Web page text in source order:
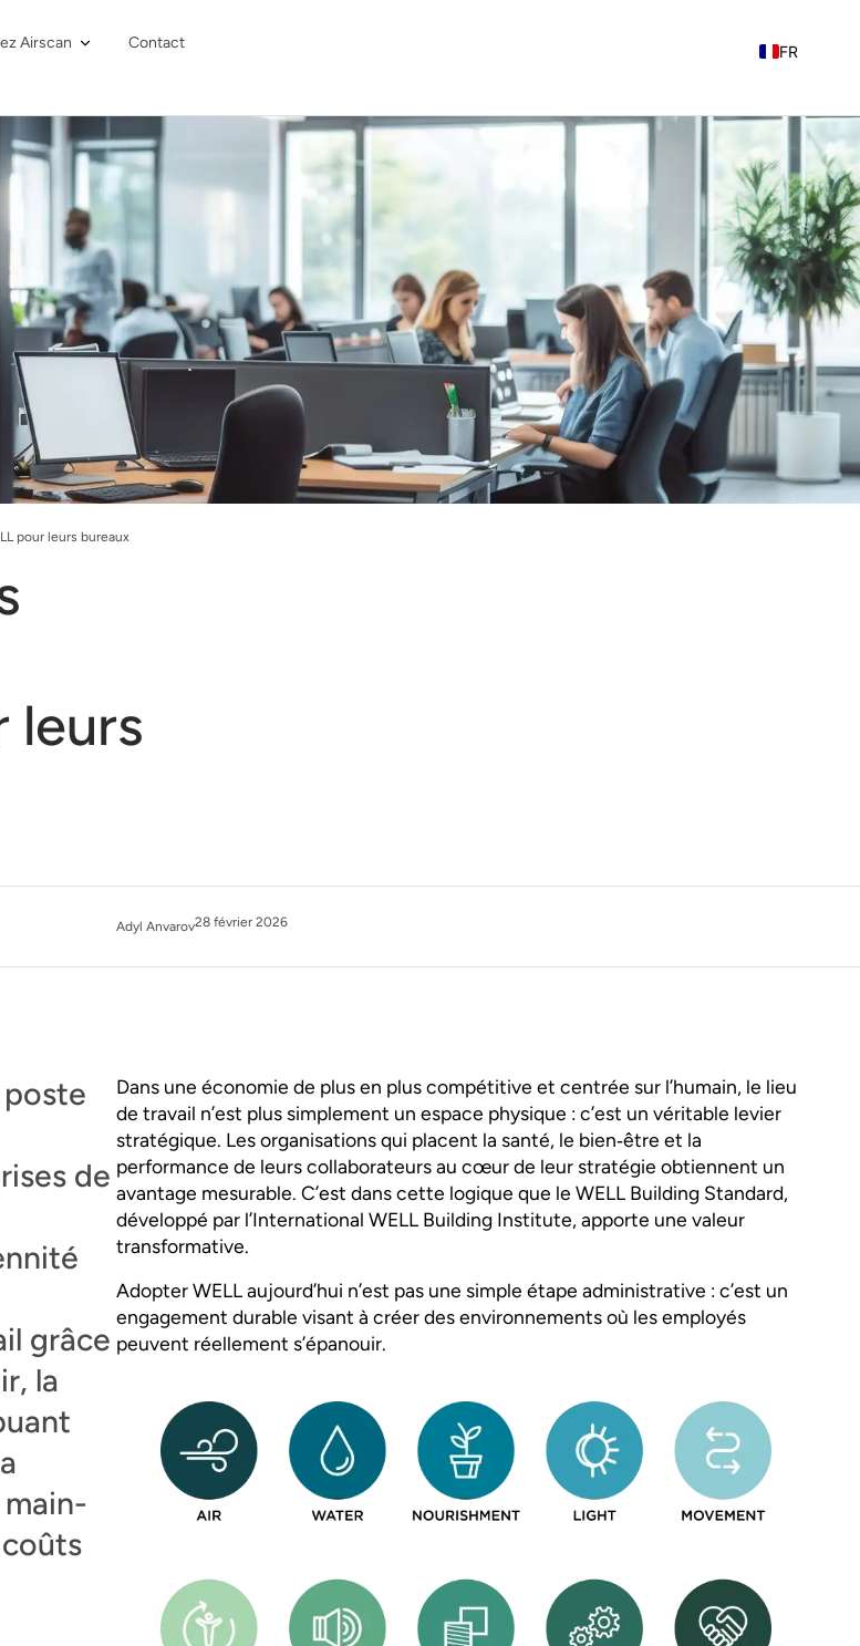
Airscan Contact
FR
pour leurs bureaux
leurs
Adyl Anvarov28 février 2026
de
grâce
la
Dans une économie de plus en plus compétitive et centrée sur l’humain, le lieu
de travail n’est plus simplement un espace physique : c’est un véritable levier
stratégique. Les organisations qui placent la santé, le bien‑être et la
performance de leurs collaborateurs au cœur de leur stratégie obtiennent un
avantage mesurable. C’est dans cette logique que le WELL Building Standard,
développé par l’International WELL Building Institute, apporte une valeur
transformative.
Adopter WELL aujourd’hui n’est pas une simple étape administrative : c’est un
engagement durable visant à créer des environnements où les employés
peuvent réellement s’épanouir.